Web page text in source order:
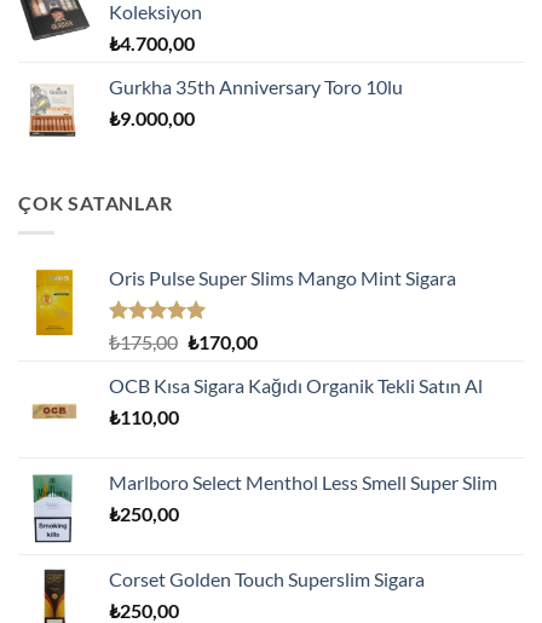
Koleksiyon
₺4.700,00
Gurkha 35th Anniversary Toro 10lu
₺9.000,00
ÇOK SATANLAR
Oris Pulse Super Slims Mango Mint Sigara
5 üzerinden
oy
aldı
₺175,00 Orijinal
₺175,00.
₺170,00Şu
fiyat:
OCB Kısa Sigara Kağıdı Organik Tekli Satın Al
₺110,00
Marlboro Select Menthol Less Smell Super Slim
₺250,00
Corset Golden Touch Superslim Sigara
₺250,00